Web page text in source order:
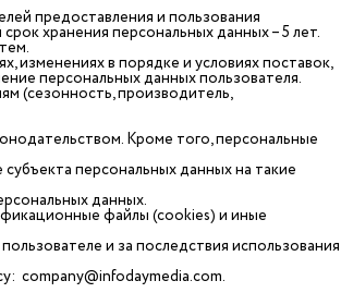
предоставления и пользования
хранения персональных данных – 5 лет.
изменениях в порядке и условиях поставок,
персональных данных пользователя.
(сезонность, производитель,
Кроме того, персональные
персональных данных на такие
данных.
файлы (сookies) и иные
и за последствия использования
company@infodaymedia.com.